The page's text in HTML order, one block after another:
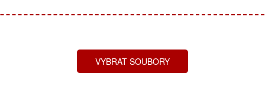
VYBRAT SOUBORY